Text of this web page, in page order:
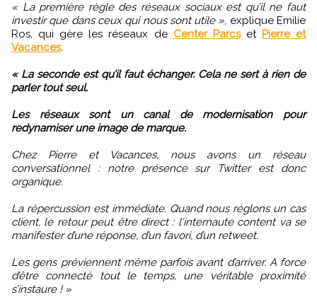
« La première règle des réseaux sociaux est qu’il ne faut
investir que dans ceux qui nous sont utile », explique Emilie
Ros, qui gère les réseaux de Center Parcset Pierre et
Vacances.
« La seconde est qu’il faut échanger. Cela ne sert à rien de
parler tout seul.
Les réseaux sont un canal de modernisation pour
redynamiser une image de marque.
Chez Pierre et Vacances, nous avons un réseau
conversationnel : notre présence sur Twitter est donc
organique.
La répercussion est immédiate. Quand nous réglons un cas
client, le retour peut être direct : l'internaute content va se
manifester d’une réponse, d’un favori, d’un retweet.
Les gens préviennent même parfois avant d’arriver. A force
d’être connecté tout le temps, une véritable proximité
s’instaure ! »